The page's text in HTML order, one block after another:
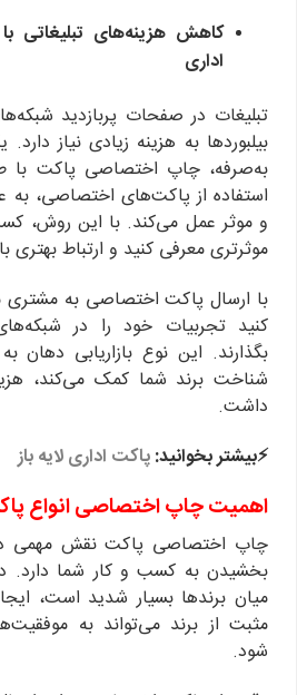
کاهش هزینه‌های تبلیغاتی
اداری
تبلیغات در صفحات پربازدید
بیلبوردها به هزینه زیادی نیاز
به‌صرفه، چاپ اختصاصی پاکت
استفاده از پاکت‌های اختصاصی، به
و موثر عمل می‌کند. با این روش،
موثرتری معرفی کنید و ارتباط بهتری
با ارسال پاکت‌ اختصاصی به مشتری
کنید تجربیات خود را در
بگذارند. این نوع بازاریابی دهان
شناخت برند شما کمک می‌کند،
داشت.
⚡️بیشتر بخوانید:پاکت اداری لایه باز
اهمیت چاپ اختصاصی انواع
چاپ اختصاصی پاکت نقش مهمی در
بخشیدن به کسب و کار شما دارد.
میان برندها بسیار شدید است،
مثبت از برند می‌تواند به
شود.